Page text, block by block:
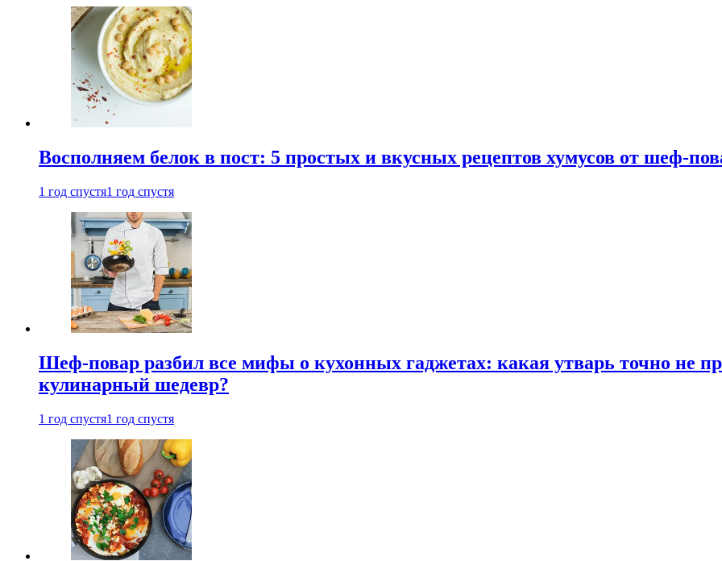
Восполняем белок в пост: 5 простых и вкусных рецептов хумусов от шеф-
1 год спустя1 год спустя
Шеф-повар разбил все мифы о кухонных гаджетах: какая утварь точно не
кулинарный шедевр?
1 год спустя1 год спустя